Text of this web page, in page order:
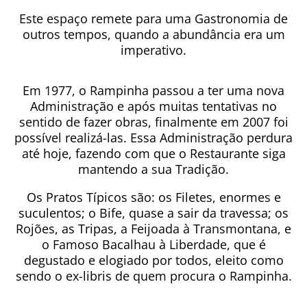
Este espaço remete para uma Gastronomia de
outros tempos, quando a abundância era um
imperativo.
Em 1977, o Rampinha passou a ter uma nova
Administração e após muitas tentativas no
sentido de fazer obras, finalmente em 2007 foi
possível realizá-las. Essa Administração perdura
até hoje, fazendo com que o Restaurante siga
mantendo a sua Tradição.
Os Pratos Típicos são: os Filetes, enormes e
suculentos; o Bife, quase a sair da travessa; os
Rojões, as Tripas, a Feijoada à Transmontana, e
o Famoso Bacalhau à Liberdade, que é
degustado e elogiado por todos, eleito como
sendo o ex-libris de quem procura o Rampinha.